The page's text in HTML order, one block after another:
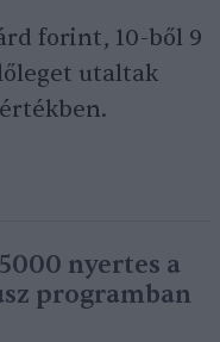
forint, 10-ből 9
utaltak
nyertes a
programban